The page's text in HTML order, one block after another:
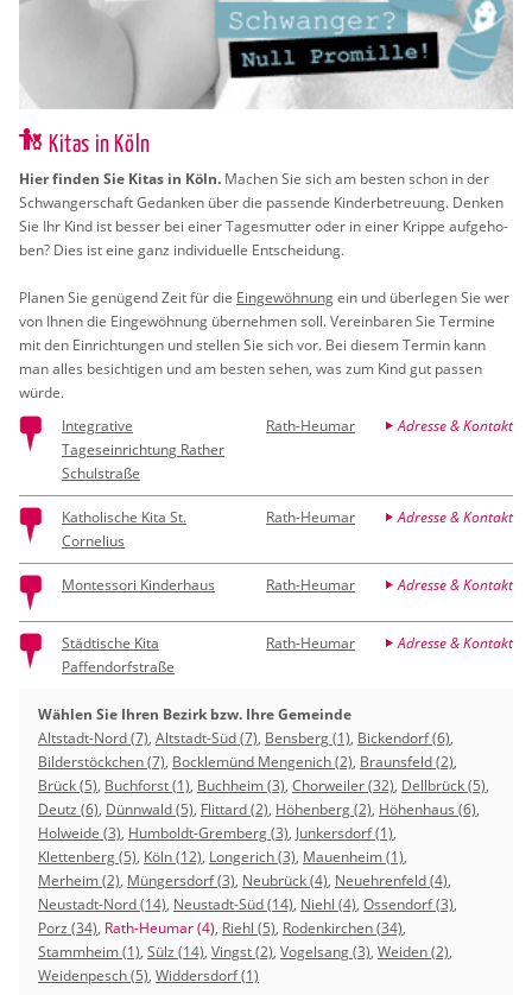
Kitas in Köln
Hier fin­den Sie Kitas in Köln. Ma­chen Sie sich am bes­ten schon in der
Schwan­ger­schaft Ge­dan­ken über die pas­sen­de Kin­der­be­treu­ung. Den­ken
Sie Ihr Kind ist bes­ser bei einer Ta­ges­mut­ter oder in einer Krip­pe auf­ge­ho­
ben? Dies ist eine ganz in­di­vi­du­el­le Ent­schei­dung.
Pla­nen Sie ge­nü­gend Zeit für die Ein­ge­wöh­nungein und über­le­gen Sie wer
von Ihnen die Ein­ge­wöh­nung über­neh­men soll. Ver­ein­ba­ren Sie Ter­mi­ne
mit den Ein­rich­tun­gen und stel­len Sie sich vor. Bei die­sem Ter­min kann
man alles be­sich­ti­gen und am bes­ten sehen, was zum Kind gut pas­sen
würde.
Integrative
Tageseinrichtung Rather
Schulstraße
Rath-Heumar Adresse & Kontakt
Katholische Kita St.
Cornelius
Rath-Heumar Adresse & Kontakt
Montessori Kinderhaus Rath-Heumar Adresse & Kontakt
Städtische Kita
Paffendorfstraße
Rath-Heumar Adresse & Kontakt
Wählen Sie Ihren Bezirk bzw. Ihre Gemeinde
Altstadt-Nord (7), Altstadt-Süd (7), Bensberg (1), Bickendorf (6),
Bilderstöckchen (7), Bocklemünd Mengenich (2), Braunsfeld (2),
Brück (5), Buchforst (1), Buchheim (3), Chorweiler (32), Dellbrück (5),
Deutz (6), Dünnwald (5), Flittard (2), Höhenberg (2), Höhenhaus (6),
Holweide (3), Humboldt-Gremberg (3), Junkersdorf (1),
Klettenberg (5), Köln (12), Longerich (3), Mauenheim (1),
Merheim (2), Müngersdorf (3), Neubrück (4), Neuehrenfeld (4),
Neustadt-Nord (14), Neustadt-Süd (14), Niehl (4), Ossendorf (3),
Porz (34), Rath-Heumar (4), Riehl (5), Rodenkirchen (34),
Stammheim (1), Sülz (14), Vingst (2), Vogelsang (3), Weiden (2),
Weidenpesch (5), Widdersdorf (1)